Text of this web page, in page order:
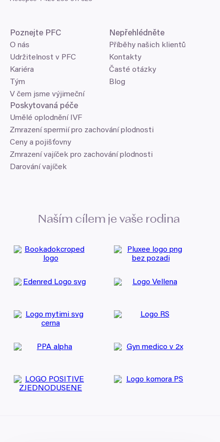
Poznejte PFC
O nás
V čem jsme výjimeční
Tým
Udržitelnost v PFC
Kariéra
Poskytovaná péče
Umělé oplodnění IVF
Darování vajíček
Zmrazení vajíček pro zachování plodnosti
Zmrazení spermií pro zachování plodnosti
Ceny a pojišťovny
Nepřehlédněte
Příběhy našich klientů
Blog
Časté otázky
Kontakty
Naším cílem je vaše rodina